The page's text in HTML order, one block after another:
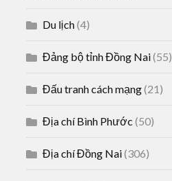
Du lịch(4)
Đảng bộ tỉnh Đồng Nai(55)
Đấu tranh cách mạng(21)
Địa chí Bình Phước (50)
Địa chí Đồng Nai(306)